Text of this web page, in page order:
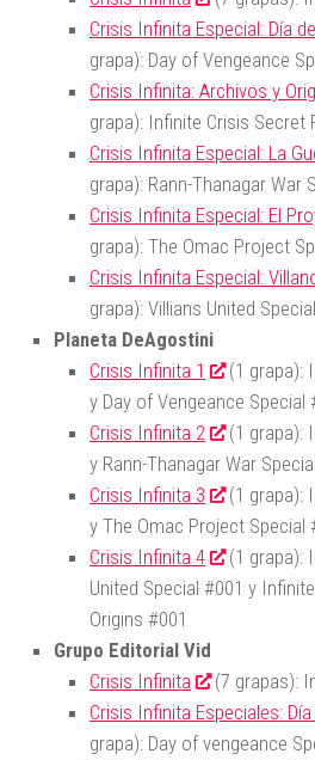
Crisis Infinita Especial: Día
grapa): Day of Vengeance
Crisis Infinita: Archivos y
grapa): Infinite Crisis Secret
Crisis Infinita Especial: La
grapa): Rann-Thanagar War
Crisis Infinita Especial: El
grapa): The Omac Project
Crisis Infinita Especial:
grapa): Villians United
Planeta DeAgostini
Crisis Infinita 1
(1 grapa):
y Day of Vengeance Special
Crisis Infinita 2
(1 grapa):
y Rann-Thanagar War
Crisis Infinita 3
(1 grapa):
y The Omac Project Special
Crisis Infinita 4
(1 grapa):
United Special #001 y
Origins #001
Grupo Editorial Vid
Crisis Infinita
(7 grapas):
Crisis Infinita Especiales:
grapa): Day of vengeance